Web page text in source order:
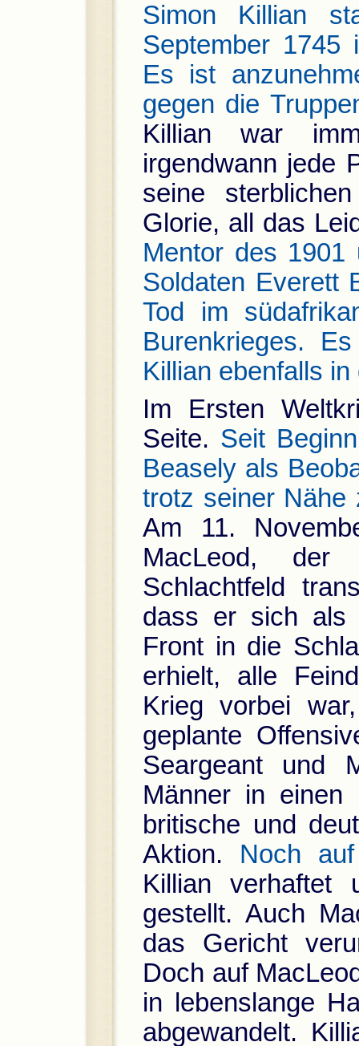
Simon Killian
September 1745
Es ist
gegen die
Killian war
irgendwann jede
seine
Glorie, all das
Mentor des 1901
Soldaten Everett
Tod im
Burenkrieges.
Killian ebenfalls
Im Ersten
Seite. Seit
Beasely als
trotz seiner Nähe
Am 11.
MacLeod,
Schlachtfeld
dass er sich als
Front in die
erhielt, alle
Krieg vorbei
geplante
Seargeant und
Männer in einen
britische und
Aktion. Noch
Killian verhaftet
gestellt. Auch
das Gericht
Doch auf
in lebenslange
abgewandelt.